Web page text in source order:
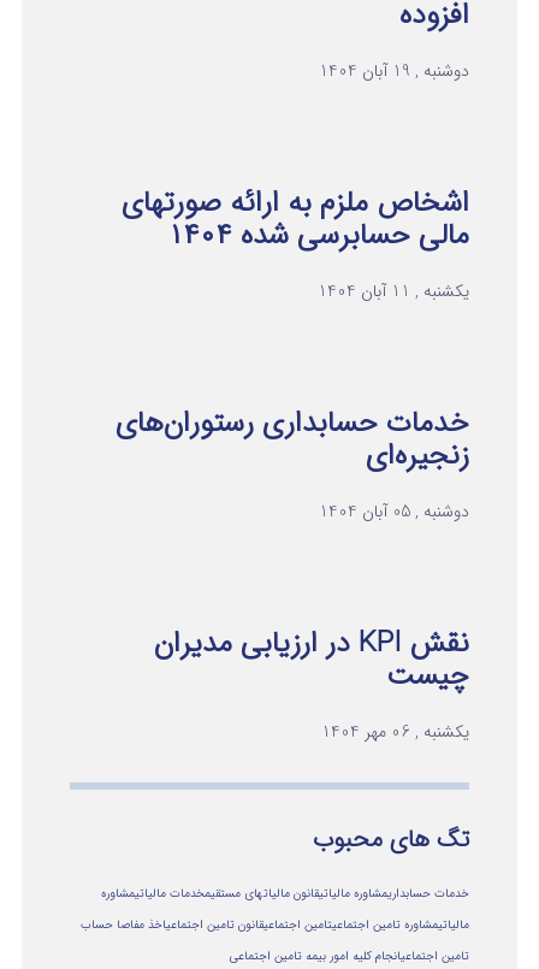
افزوده
دوشنبه , 19 آبان 1404
اشخاص ملزم به ارائه صورتهای
مالی حسابرسی شده ۱۴۰۴
یکشنبه , 11 آبان 1404
خدمات حسابداری رستوران‌های
زنجیره‌ای
دوشنبه , 05 آبان 1404
نقش KPI در ارزیابی مدیران
چیست
یکشنبه , 06 مهر 1404
تگ های محبوب
خدمات حسابداریمشاوره مالیاتیقانون مالیاتهای مستقیمخدمات مالیاتیمشاوره
مالياتيمشاوره تامین اجتماعیتامین اجتماعیقانون تامین اجتماعیاخذ مفاصا حساب
تامین اجتماعیانجام کلیه امور بیمه تامین اجتماعی